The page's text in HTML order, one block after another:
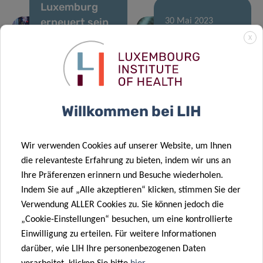
Luxemburg
erneuert sein
Engagement
für den Kampf
gegen
neurogenerative
30 Mai 2023
Blutserumtest
zur Diagnose
16 März 2023
Shifts in
human gut
due to COVID-
25 Okt. 2022
Forschungsfonds
zeichnet Rejko
Krüger von der
Abteilung für
Transversale
Translationale
Medizin aus.
27 Sep. 2022
Neue Umfrage
zur Ermittlung
07 Sep. 2022
X
Willkommen bei LIH
Wir verwenden Cookies auf unserer Website, um Ihnen
die relevanteste Erfahrung zu bieten, indem wir uns an
Ihre Präferenzen erinnern und Besuche wiederholen.
Indem Sie auf „Alle akzeptieren“ klicken, stimmen Sie der
Verwendung ALLER Cookies zu. Sie können jedoch die
„Cookie-Einstellungen“ besuchen, um eine kontrollierte
Einwilligung zu erteilen. Für weitere Informationen
darüber, wie LIH Ihre personenbezogenen Daten